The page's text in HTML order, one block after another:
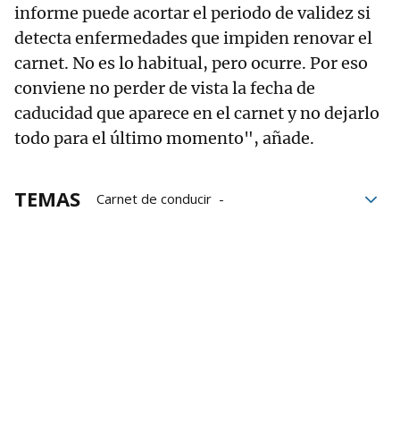
informe puede acortar el periodo de validez si
detecta enfermedades que impiden renovar el
carnet. No es lo habitual, pero ocurre. Por eso
conviene no perder de vista la fecha de
caducidad que aparece en el carnet y no dejarlo
todo para el último momento", añade.
TEMAS
Carnet de conducir